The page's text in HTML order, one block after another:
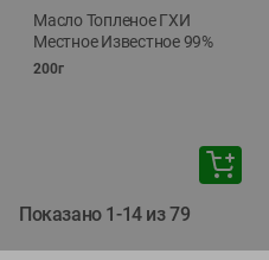
Масло Топленое ГХИ
Местное Известное 99%
200г
Показано 1-14 из 79